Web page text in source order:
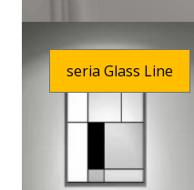
seria Glass Line